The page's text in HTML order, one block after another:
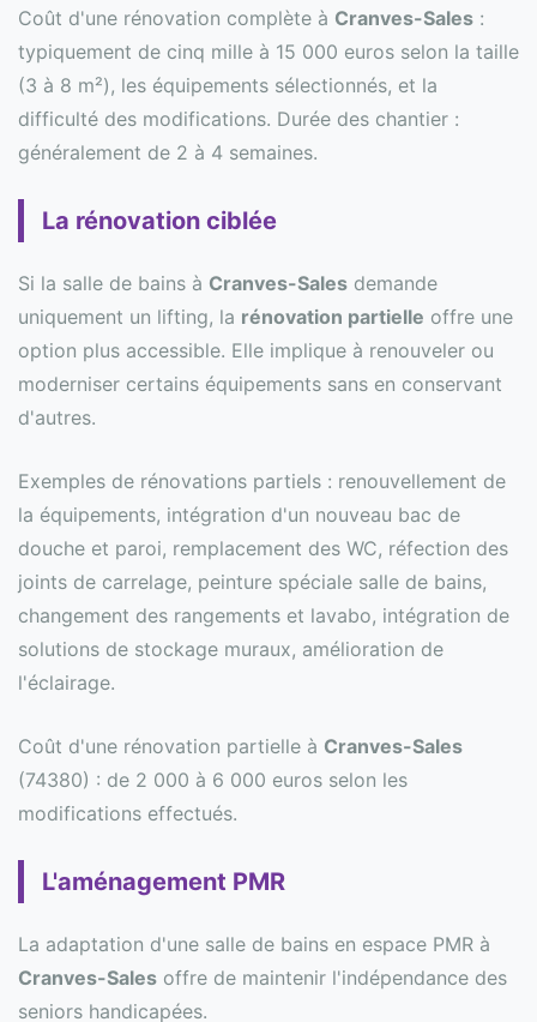
Coût d'une rénovation complète à Cranves-Sales :
typiquement de cinq mille à 15 000 euros selon la taille
(3 à 8 m²), les équipements sélectionnés, et la
difficulté des modifications. Durée des chantier :
généralement de 2 à 4 semaines.
La rénovation ciblée
Si la salle de bains à Cranves-Sales demande
uniquement un lifting, la rénovation partielle offre une
option plus accessible. Elle implique à renouveler ou
moderniser certains équipements sans en conservant
d'autres.
Exemples de rénovations partiels : renouvellement de
la équipements, intégration d'un nouveau bac de
douche et paroi, remplacement des WC, réfection des
joints de carrelage, peinture spéciale salle de bains,
changement des rangements et lavabo, intégration de
solutions de stockage muraux, amélioration de
l'éclairage.
Coût d'une rénovation partielle à Cranves-Sales
(74380) : de 2 000 à 6 000 euros selon les
modifications effectués.
L'aménagement PMR
La adaptation d'une salle de bains en espace PMR à
Cranves-Sales offre de maintenir l'indépendance des
seniors handicapées.